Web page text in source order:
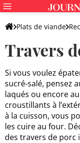
Plats de viande
Travers
Si vous voulez
sucré-salé, pensez
laqués ou encore
croustillants à
à la cuisson, vous
les cuire au four.
des travers de porc